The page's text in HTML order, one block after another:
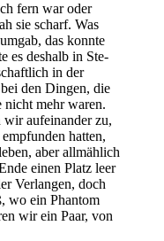
fern war oder
sie scharf. Was
das konn­te
es des­halb in Ste­
in der
den Din­gen, die
nicht mehr waren.
wir auf­ein­an­der zu,
hat­ten,
aber all­mäh­lich
einen Platz leer
Ver­lan­gen, doch
wo ein Phan­tom
wir ein Paar, von